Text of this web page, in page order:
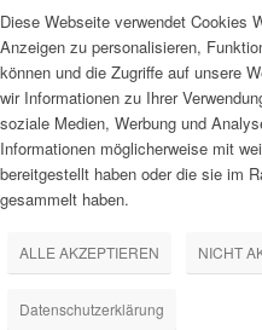
Diese Webseite verwendet Cookies
Anzeigen zu personalisieren,
können und die Zugriffe auf unsere
wir Informationen zu Ihrer
soziale Medien, Werbung und
Informationen möglicherweise mit
bereitgestellt haben oder die sie im
gesammelt haben.
ALLE AKZEPTIEREN NICHT
Datenschutzerklärung